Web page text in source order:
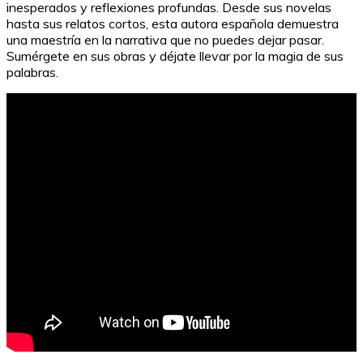
inesperados y reflexiones profundas. Desde sus novelas
hasta sus relatos cortos, esta autora española demuestra
una maestría en la narrativa que no puedes dejar pasar.
Sumérgete en sus obras y déjate llevar por la magia de sus
palabras.